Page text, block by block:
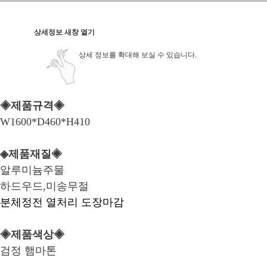
상세정보 새창 열기
상세 정보를 확대해 보실 수 있습니다.
◈제품규격◈
W1600*D460*H410
◈제품재질◈
알루미늄주물
하드우드,미송무절
분체정전 열처리 도장마감
◈제품색상◈
검정 햄마톤